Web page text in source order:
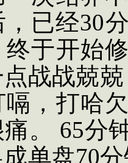
，已经30
终于开始
战战兢
嗝，打哈
。
65分
单盘70